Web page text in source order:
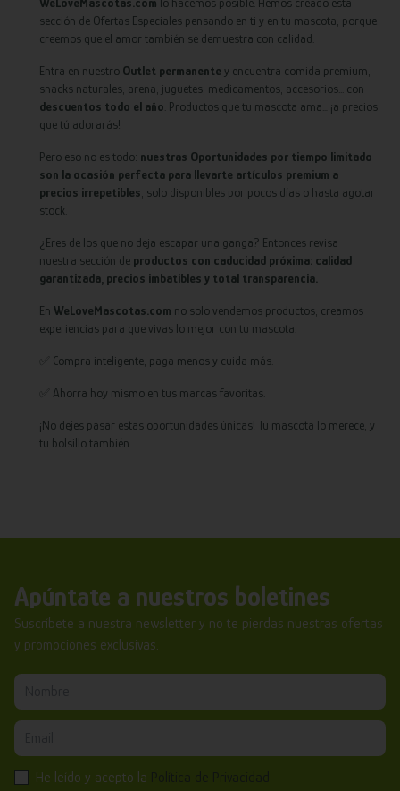
sección de Ofertas Especiales pensando en ti y en tu mascota, porque
creemos que el amor también se demuestra con calidad.
Entra en nuestro Outlet permanente y encuentra comida premium,
snacks naturales, arena, juguetes, medicamentos, accesorios... con
descuentos todo el año . Productos que tu mascota ama… ¡a precios
que tú adorarás!
Pero eso no es todo: nuestras Oportunidades por tiempo limitado
son la ocasión perfecta para llevarte artículos premium a
precios irrepetibles , solo disponibles por pocos días o hasta agotar
stock.
¿Eres de los que no deja escapar una ganga? Entonces revisa
nuestra sección de productos con caducidad próxima: calidad
garantizada, precios imbatibles y total transparencia.
En WeLoveMascotas.com no solo vendemos productos, creamos
experiencias para que vivas lo mejor con tu mascota.
✅ Compra inteligente, paga menos y cuida más.
✅ Ahorra hoy mismo en tus marcas favoritas.
¡No dejes pasar estas oportunidades únicas! Tu mascota lo merece, y
tu bolsillo también.
Apúntate a nuestros boletines
Suscríbete a nuestra newsletter y no te pierdas nuestras ofertas
y promociones exclusivas.
He leído y acepto la